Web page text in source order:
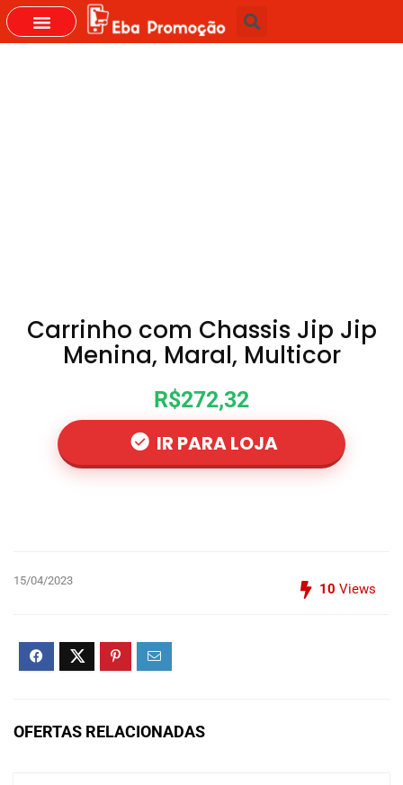
Carrinho com Chassis Jip Jip
Menina, Maral, Multicor
R$272,32
IR PARA LOJA
15/04/2023
10 Views
OFERTAS RELACIONADAS